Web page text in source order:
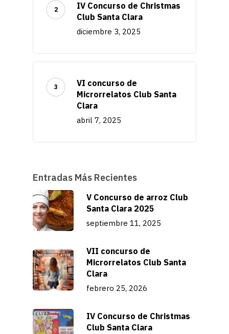
IV Concurso de Christmas
Club Santa Clara
diciembre 3, 2025
VI concurso de
Microrrelatos Club Santa
Clara
abril 7, 2025
Entradas Más Recientes
V Concurso de arroz Club
Santa Clara 2025
septiembre 11, 2025
VII concurso de
Microrrelatos Club Santa
Clara
febrero 25, 2026
IV Concurso de Christmas
Club Santa Clara